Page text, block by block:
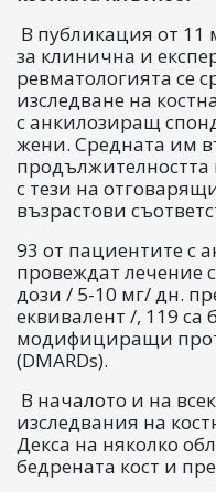
В публикация от
за клинична и
ревматологията се
изследване на
с анкилозиращ
жени. Средната им
продължителността
с тези на
възрастови
93 от пациентите с
провеждат лечение
дози / 5-10 мг/ дн.
еквивалент /, 119 са
модифициращи
(DMARDs).
В началото и на
изследвания на
Декса на няколко
бедрената кост и